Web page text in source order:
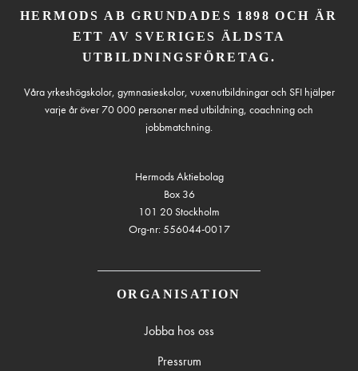
HERMODS AB GRUNDADES 1898 OCH ÄR
ETT AV SVERIGES ÄLDSTA
UTBILDNINGSFÖRETAG.
Våra yrkeshögskolor, gymnasieskolor, vuxenutbildningar och SFI hjälper
varje år över 70 000 personer med utbildning, coachning och
jobbmatchning.
Hermods Aktiebolag
Box 36
101 20 Stockholm
Org-nr: 556044-0017
ORGANISATION
Jobba hos oss
Pressrum